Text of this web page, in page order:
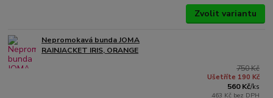
Zvolit variantu
Nepromokavá bunda JOMA
RAINJACKET IRIS, ORANGE
750 Kč
Ušetříte 190 Kč
560 Kč/ks
463 Kč bez DPH